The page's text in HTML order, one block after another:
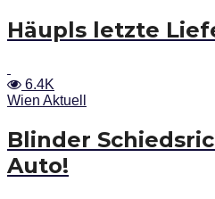
Häupls letzte
6.4K
Wien Aktuell
Blinder
Auto!